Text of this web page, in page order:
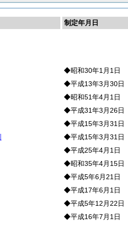
制定年月日
◆昭和30年1月1日
◆平成13年3月30日
◆昭和51年4月1日
◆平成31年3月26日
◆平成15年3月31日
◆平成15年3月31日
◆平成25年4月1日
◆昭和35年4月15日
◆平成5年6月21日
◆平成17年6月1日
◆平成5年12月22日
◆平成16年7月1日